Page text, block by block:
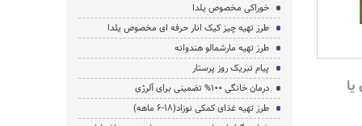
خوراکی مخصوص یلدا
طرز تهیه چیز کیک انار حرفه ای مخصوص یلدا
طرز تهیه مارشمالو هندوانه
پیام تبریک روز پرستار
درمان خانگی 100% تضمینی برای آلرژی
طرز تهیه غذای کمکی نوزاد(18-6 ماهه)